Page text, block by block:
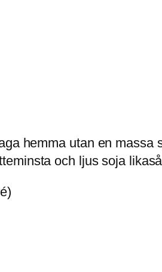
hemma utan en massa
och ljus soja